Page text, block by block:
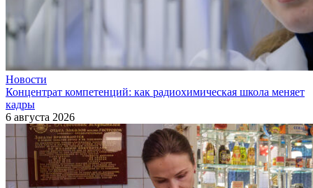
Новости
Концентрат компетенций: как радиохимическая школа меняет
кадры
6 августа 2026